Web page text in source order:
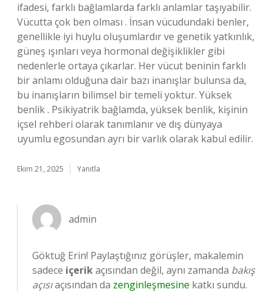
ifadesi, farklı bağlamlarda farklı anlamlar taşıyabilir.
Vücutta çok ben olması . İnsan vücudundaki benler,
genellikle iyi huylu oluşumlardır ve genetik yatkınlık,
güneş ışınları veya hormonal değişiklikler gibi
nedenlerle ortaya çıkarlar. Her vücut beninin farklı
bir anlamı olduğuna dair bazı inanışlar bulunsa da,
bu inanışların bilimsel bir temeli yoktur. Yüksek
benlik . Psikiyatrik bağlamda, yüksek benlik, kişinin
içsel rehberi olarak tanımlanır ve dış dünyaya
uyumlu egosundan ayrı bir varlık olarak kabul edilir.
Ekim 21, 2025 Yanıtla
admin
Göktuğ Erin! Paylaştığınız görüşler, makalemin
sadece içerikaçısından değil, aynı zamanda bakış
açısıaçısından da zenginleşmesine katkı sundu.